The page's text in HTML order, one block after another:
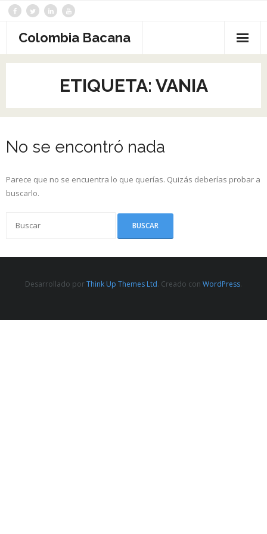
Saltar
contenidoColombia Bacana
ETIQUETA: VANIA
No se encontró nada
Parece que no se encuentra lo que querías. Quizás deberías probar a
buscarlo.
Desarrollado porThink Up Themes Ltd. Creado con WordPress.